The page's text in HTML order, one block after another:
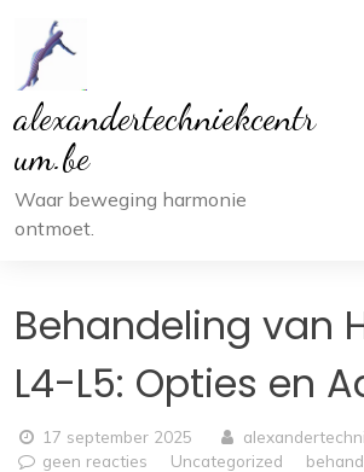
inhoud
alexandertechniekcentr
um.be
Waar beweging harmonie
ontmoet.
Behandeling van
L4-L5: Opties en
17 september 2025
geen reacties
Uncategorized